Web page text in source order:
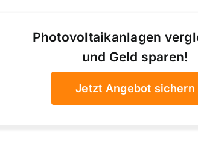
Photovoltaikanlagen
und Geld sparen!
Jetzt Angebot sichern